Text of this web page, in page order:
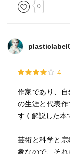
ドラの網という
せず他との関
き物・・すべて
人間は先天的
まれてくる。
人間のために
考えにかわる
ものはいつかこ
◇◇◇◇◇◇
けれど、ポケ
っていた。
これこそ、『
ます。
見たものをその
人間というも
ている人にも
0
4
作家であり、
の生涯と代表
すく解説した本
芸術と科学と
象なので、そ